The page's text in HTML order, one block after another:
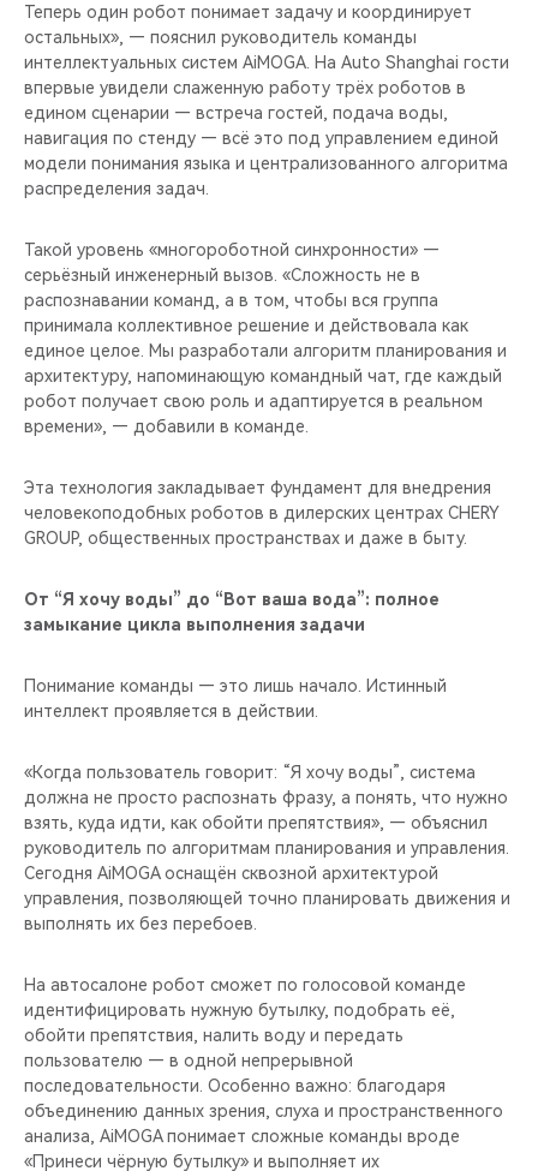
Теперь один робот понимает задачу и координирует
остальных», — пояснил руководитель команды
интеллектуальных систем AiMOGA. На Auto Shanghai гости
впервые увидели слаженную работу трёх роботов в
едином сценарии — встреча гостей, подача воды,
навигация по стенду — всё это под управлением единой
модели понимания языка и централизованного алгоритма
распределения задач.
Такой уровень «многороботной синхронности» —
серьёзный инженерный вызов. «Сложность не в
распознавании команд, а в том, чтобы вся группа
принимала коллективное решение и действовала как
единое целое. Мы разработали алгоритм планирования и
архитектуру, напоминающую командный чат, где каждый
робот получает свою роль и адаптируется в реальном
времени», — добавили в команде.
Эта технология закладывает фундамент для внедрения
человекоподобных роботов в дилерских центрах CHERY
GROUP, общественных пространствах и даже в быту.
От “Я хочу воды” до “Вот ваша вода”: полное
замыкание цикла выполнения задачи
Понимание команды — это лишь начало. Истинный
интеллект проявляется в действии.
«Когда пользователь говорит: “Я хочу воды”, система
должна не просто распознать фразу, а понять, что нужно
взять, куда идти, как обойти препятствия», — объяснил
руководитель по алгоритмам планирования и управления.
Сегодня AiMOGA оснащён сквозной архитектурой
управления, позволяющей точно планировать движения и
выполнять их без перебоев.
На автосалоне робот сможет по голосовой команде
идентифицировать нужную бутылку, подобрать её,
обойти препятствия, налить воду и передать
пользователю — в одной непрерывной
последовательности. Особенно важно: благодаря
объединению данных зрения, слуха и пространственного
анализа, AiMOGA понимает сложные команды вроде
«Принеси чёрную бутылку» и выполняет их